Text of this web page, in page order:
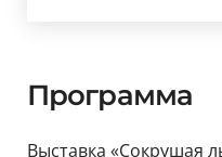
Программа
Выставка «Сокрушая